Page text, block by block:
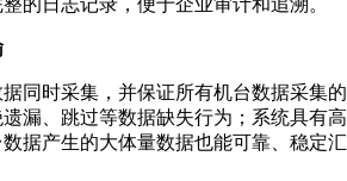
同时采集，并保证所有机台数据采集的
漏、跳过等数据缺失⾏为；系统具有⾼
据产⽣的⼤体量数据也能可靠、稳定汇